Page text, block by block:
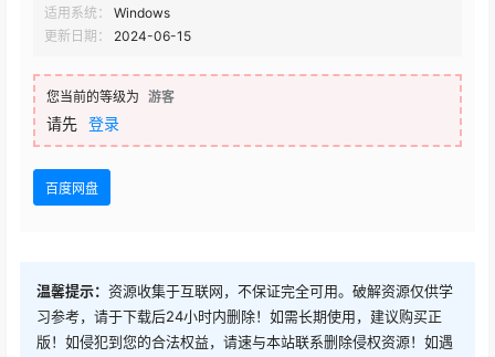
适用系统：
Windows
更新日期：
2024-06-15
您当前的等级为 游客
请先 登录
百度网盘
温馨提示： 资源收集于互联网，不保证完全可用。破解资源仅供学
习参考，请于下载后24小时内删除！如需长期使用，建议购买正
版！如侵犯到您的合法权益，请速与本站联系删除侵权资源！如遇